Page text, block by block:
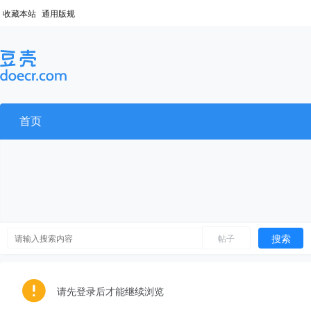
收藏本站 通用版规
首页
帖子 搜索
请先登录后才能继续浏览